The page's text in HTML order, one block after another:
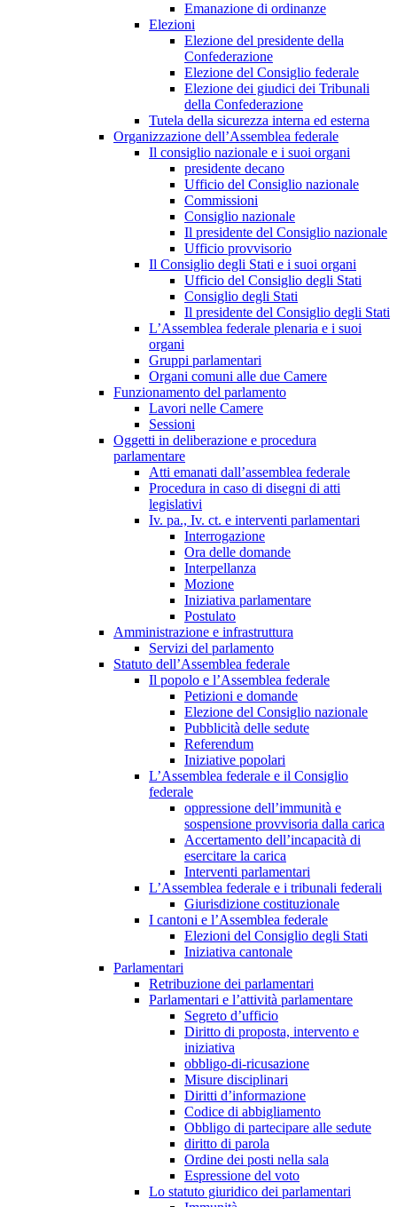
Emanazione di ordinanze
Elezioni
Elezione del presidente della
Confederazione
Elezione del Consiglio federale
Elezione dei giudici dei Tribunali
della Confederazione
Tutela della sicurezza interna ed esterna
Organizzazione dell’Assemblea federale
Il consiglio nazionale e i suoi organi
presidente decano
Ufficio del Consiglio nazionale
Commissioni
Consiglio nazionale
Il presidente del Consiglio nazionale
Ufficio provvisorio
Il Consiglio degli Stati e i suoi organi
Ufficio del Consiglio degli Stati
Consiglio degli Stati
Il presidente del Consiglio degli Stati
L’Assemblea federale plenaria e i suoi
organi
Gruppi parlamentari
Organi comuni alle due Camere
Funzionamento del parlamento
Lavori nelle Camere
Sessioni
Oggetti in deliberazione e procedura
parlamentare
Atti emanati dall’assemblea federale
Procedura in caso di disegni di atti
legislativi
Iv. pa., Iv. ct. e interventi parlamentari
Interrogazione
Ora delle domande
Interpellanza
Mozione
Iniziativa parlamentare
Postulato
Amministrazione e infrastruttura
Servizi del parlamento
Statuto dell’Assemblea federale
Il popolo e l’Assemblea federale
Petizioni e domande
Elezione del Consiglio nazionale
Pubblicità delle sedute
Referendum
Iniziative popolari
L’Assemblea federale e il Consiglio
federale
oppressione dell’immunità e
sospensione provvisoria dalla carica
Accertamento dell’incapacità di
esercitare la carica
Interventi parlamentari
L’Assemblea federale e i tribunali federali
Giurisdizione costituzionale
I cantoni e l’Assemblea federale
Elezioni del Consiglio degli Stati
Iniziativa cantonale
Parlamentari
Retribuzione dei parlamentari
Parlamentari e l’attività parlamentare
Segreto d’ufficio
Diritto di proposta, intervento e
iniziativa
obbligo-di-ricusazione
Misure disciplinari
Diritti d’informazione
Codice di abbigliamento
Obbligo di partecipare alle sedute
diritto di parola
Ordine dei posti nella sala
Espressione del voto
Lo statuto giuridico dei parlamentari